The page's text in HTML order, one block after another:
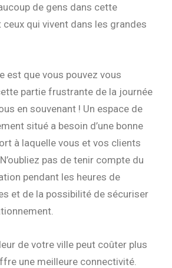
de gens dans cette
qui vivent dans les grandes
est que vous pouvez vous
partie frustrante de la journée
en souvenant ! Un espace de
situé a besoin d’une bonne
à laquelle vous et vos clients
pas de tenir compte du
pendant les heures de
et de la possibilité de sécuriser
de votre ville peut coûter plus
une meilleure connectivité.